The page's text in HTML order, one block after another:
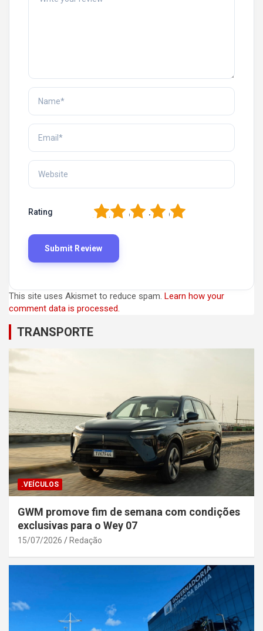
Rating 5
4
3
2
This site uses Akismet to reduce spam. Learn how your
comment data is processed.
TRANSPORTE
.VEÍCULOS
GWM promove fim de semana com condições
exclusivas para o Wey 07
15/07/2026 Redação